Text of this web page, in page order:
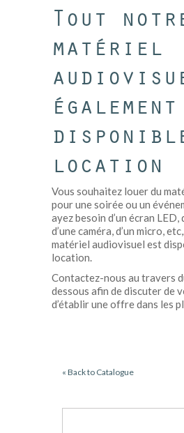
Tout
matériel
également
location
Vous souhaitez louer du
pour une soirée ou un
ayez besoin d’un écran LED,
d’une caméra, d’un micro,
matériel audiovisuel est
location.
Contactez-nous au travers
dessous afin de discuter de
d’établir une offre dans les
« Back to Catalogue